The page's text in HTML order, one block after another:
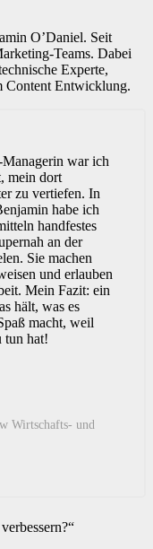
O’Daniel. Seit
Teams. Dabei
Experte,
Content Entwicklung.
war ich
mein dort
zu vertiefen. In
habe ich
handfestes
an der
Sie machen
und erlauben
Mein Fazit: ein
hält, was es
macht, weil
tun hat!
Wirtschafts- und